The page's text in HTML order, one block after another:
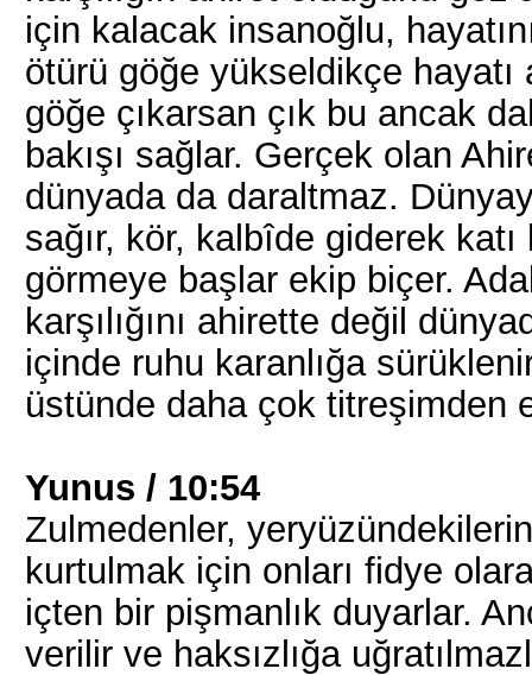
için kalacak insanoğlu,
ötürü göğe yükseldikçe
göğe çıkarsan çık bu ancak
bakışı sağlar. Gerçek olan
dünyada da daraltmaz.
sağır, kör, kalbîde giderek
görmeye başlar ekip biçer.
karşılığını ahirette değil
içinde ruhu karanlığa
üstünde daha çok titreşimden
Yunus / 10:54
Zulmedenler,
kurtulmak için onları fidye
içten bir pişmanlık duyarlar.
verilir ve haksızlığa